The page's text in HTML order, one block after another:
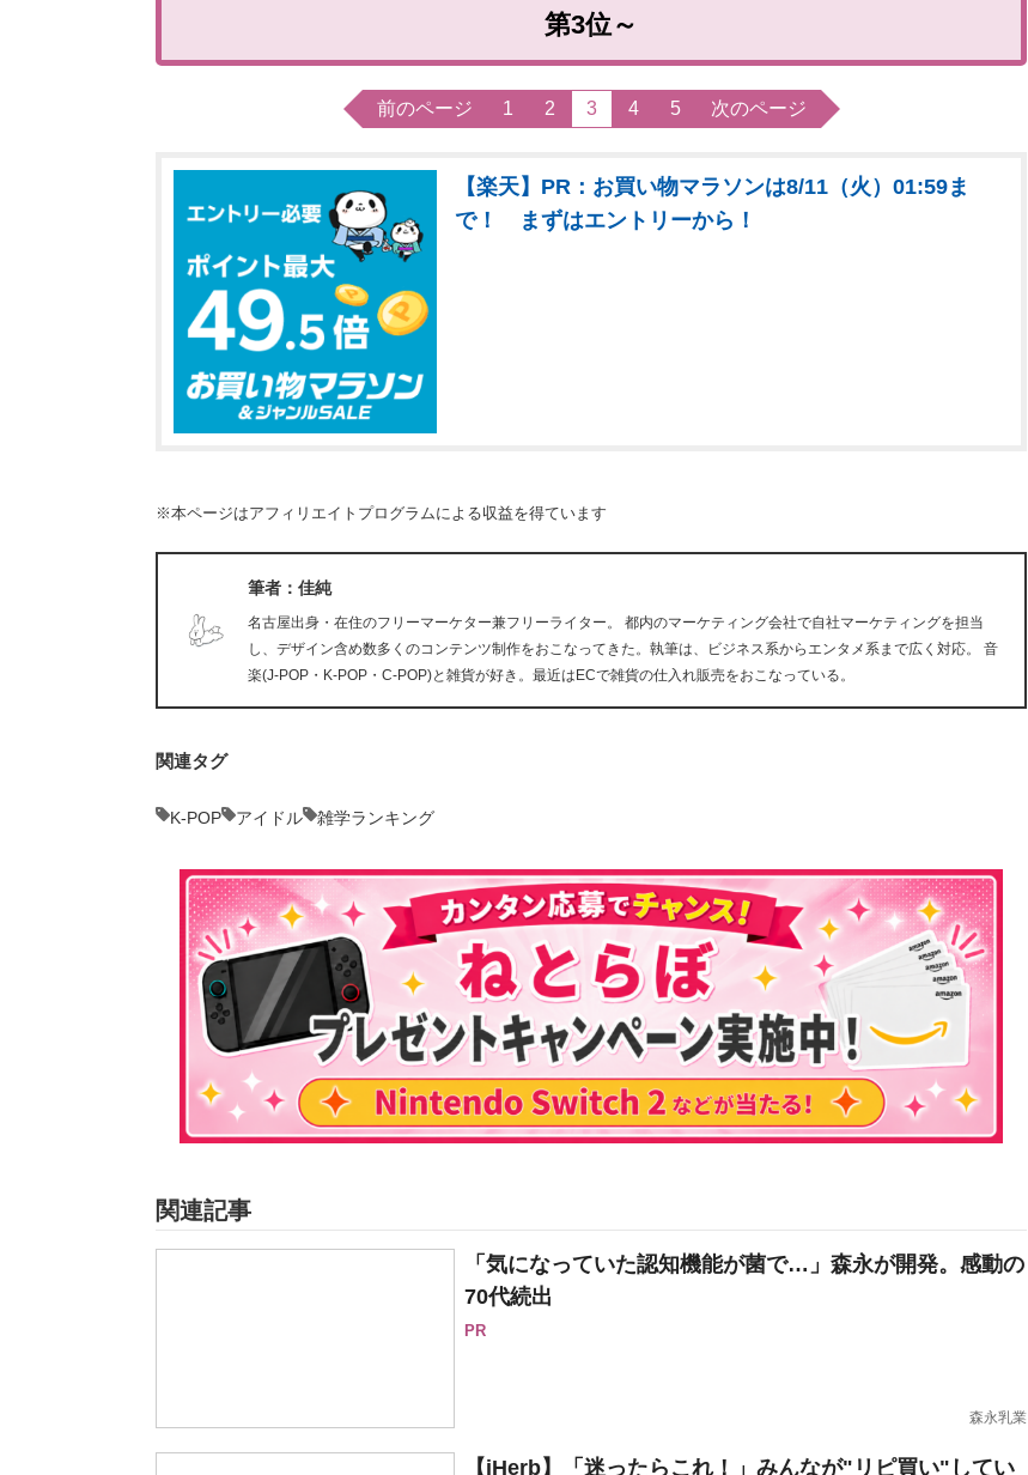
第3位～
前のページ 1 2 3 4 5 次のページ
【楽天】PR：お買い物マラソンは8/11（火）01:59ま
で！ まずはエントリーから！
※本ページはアフィリエイトプログラムによる収益を得ています
筆者：佳純
名古屋出身・在住のフリーマーケター兼フリーライター。 都内のマーケティング会社で自社マーケティングを担当
し、デザイン含め数多くのコンテンツ制作をおこなってきた。執筆は、ビジネス系からエンタメ系まで広く対応。 音
楽(J-POP・K-POP・C-POP)と雑貨が好き。最近はECで雑貨の仕入れ販売をおこなっている。
関連タグ
K-POP アイドル 雑学ランキング
関連記事
「気になっていた認知機能が菌で…」森永が開発。感動の
70代続出
PR
森永乳業
【iHerb】「迷ったらこれ！」みんなが"リピ買い"してい